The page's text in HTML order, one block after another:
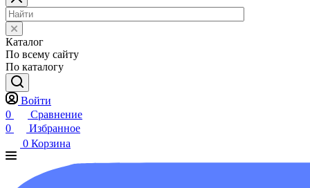
Каталог
По всему сайту
По каталогу
Войти
0
Сравнение
0
Избранное
0 Корзина